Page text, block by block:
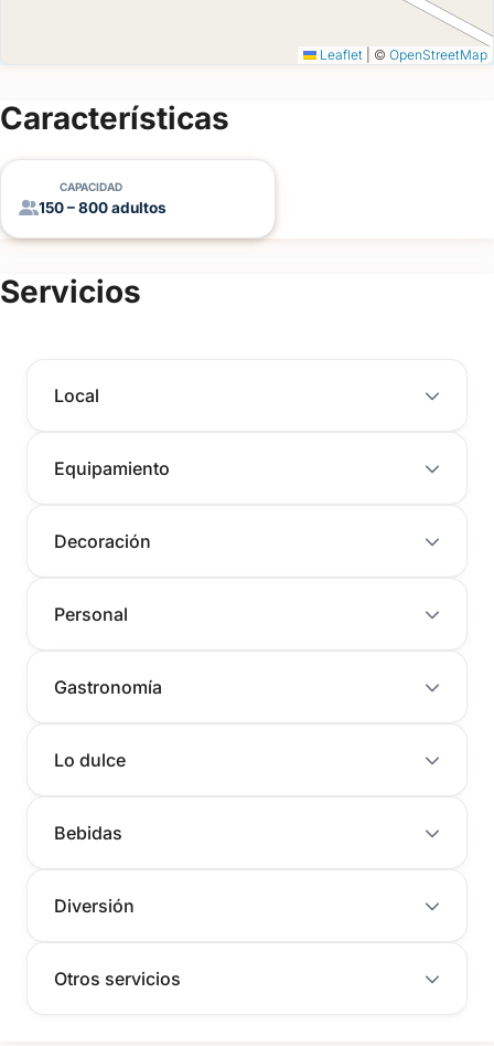
un presupuesto adaptado a tu estilo con Joaquina Chacra
Leaflet © OpenStreetMap
Características
CAPACIDAD
150 – 800 adultos
Servicios
Local
Equipamiento
Decoración
Personal
Gastronomía
Lo dulce
Bebidas
Diversión
Otros servicios